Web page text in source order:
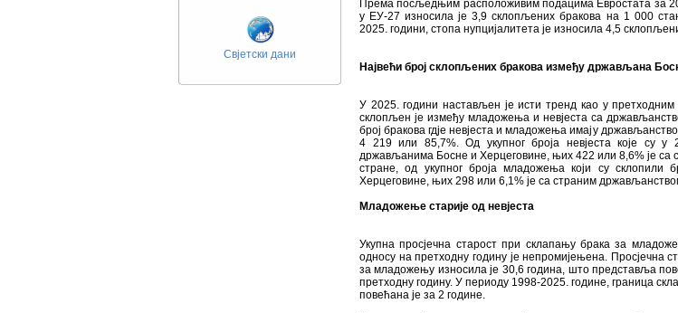
Свјетски дани
Према посљедњим расположивим подацима Евростата за
у ЕУ-27 износила је 3,9 склопљених бракова на 1 000
2025. години, стопа нупцијалитета је износила 4,5
Највећи број склопљених бракова између држављана
У 2025. години настављен је исти тренд као у претходним
склопљен је између младожења и невјеста са
број бракова гдје невјеста и младожења имају
4 219 или 85,7%. Од укупног броја невјеста које су у
држављанима Босне и Херцеговине, њих 422 или 8,6% је са
стране, од укупног броја младожења који су склопили
Херцеговине, њих 298 или 6,1% је са страним
Младожење старије од невјеста
Укупна просјечна старост при склапању брака за
односу на претходну годину је непромијењена. Просјечна
за младожењу износила је 30,6 година, што представља
претходну годину. У периоду 1998-2025. године, граница
повећана је за 2 године.